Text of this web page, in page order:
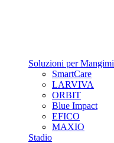
Soluzioni per Mangimi
SmartCare
LARVIVA
ORBIT
Blue Impact
EFICO
MAXIO
Stadio